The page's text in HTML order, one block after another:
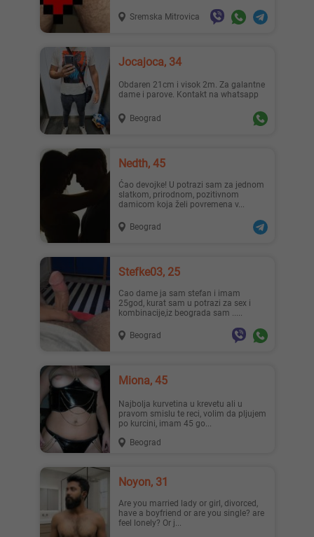
Sremska Mitrovica
Jocajoca, 34
Obdaren 21cm i visok 2m. Za galantne
dame i parove. Kontakt na whatsapp
Beograd
Nedth, 45
Ćao devojke! U potrazi sam za jednom
slatkom, prirodnom, pozitivnom
damicom koja želi povremena v...
Beograd
Stefke03, 25
Cao dame ja sam stefan i imam
25god, kurat sam u potrazi za sex i
kombinacije,iz beograda sam .....
Beograd
Miona, 45
Najbolja kurvetina u krevetu ali u
pravom smislu te reci, volim da pljujem
po kurcini, imam 45 go...
Beograd
Noyon, 31
Are you married lady or girl, divorced,
have a boyfriend or are you single? are
feel lonely? Or j...